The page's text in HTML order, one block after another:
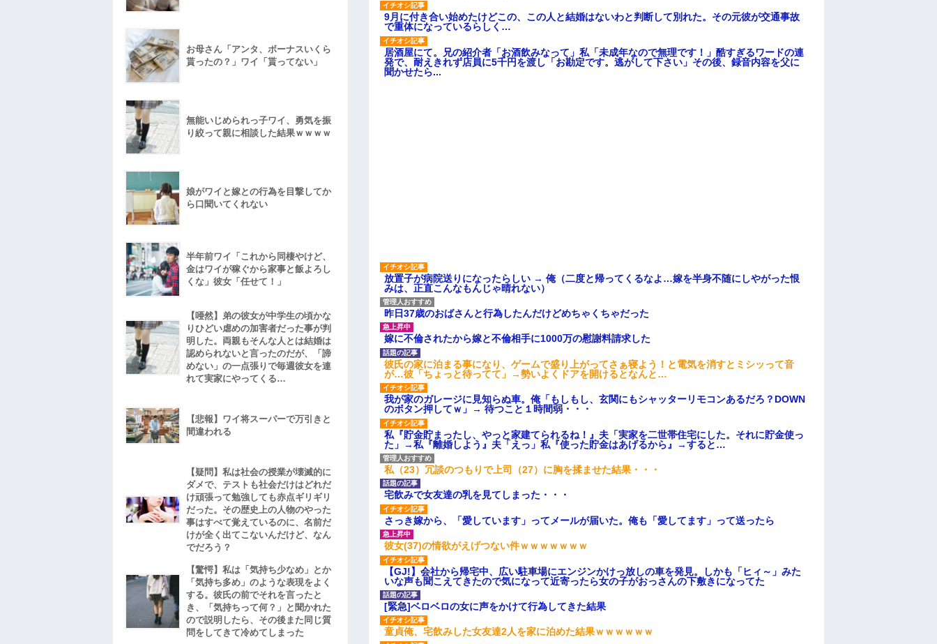
9月に付き合い始めたけどこの、この人と結婚はないわと判断して別れた。その元彼が交通事故
で重体になっているらしく…
居酒屋にて。兄の紹介者「お酒飲みなって」私「未成年なので無理です！」酷すぎるワードの連
発で、耐えきれず店員に5千円を渡し「お勘定です。逃がして下さい」その後、録音内容を父に
聞かせたら...
放置子が病院送りになったらしい → 俺（二度と帰ってくるなよ…嫁を半身不随にしやがった恨
みは、正直こんなもんじゃ晴れない）
昨日37歳のおばさんと行為したんだけどめちゃくちゃだった
嫁に不倫されたから嫁と不倫相手に1000万の慰謝料請求した
彼氏の家に泊まる事になり、ゲームで盛り上がってさぁ寝よう！と電気を消すとミシッって音
が…彼「ちょっと待ってて」→勢いよくドアを開けるとなんと…
我が家のガレージに見知らぬ車。俺「もしもし、玄関にもシャッターリモコンあるだろ？DOWN
のボタン押してｗ」→ 待つこと１時間弱・・・
私『貯金貯まったし、やっと家建てられるね！』夫「実家を二世帯住宅にした。それに貯金使っ
た」→私『離婚しよう』夫「えっ」私『使った貯金はあげるから』→すると…
私（23）冗談のつもりで上司（27）に胸を揉ませた結果・・・
宅飲みで女友達の乳を見てしまった・・・
さっき嫁から、「愛しています」ってメールが届いた。俺も「愛してます」って送ったら
彼女(37)の情欲がえげつない件ｗｗｗｗｗｗｗ
【GJ!】会社から帰宅中、広い駐車場にエンジンかけっ放しの車を発見。しかも「ヒィ～」みた
いな声も聞こえてきたので気になって近寄ったら女の子がおっさんの下敷きになってた
[緊急]ベロベロの女に声をかけて行為してきた結果
童貞俺、宅飲みした女友達2人を家に泊めた結果ｗｗｗｗｗｗ
お母さん「アンタ、ボーナスいくら
貰ったの？」ワイ「貰ってない」
無能いじめられっ子ワイ、勇気を振
り絞って親に相談した結果ｗｗｗｗ
娘がワイと嫁との行為を目撃してか
ら口聞いてくれない
半年前ワイ「これから同棲やけど、
金はワイが稼ぐから家事と飯よろし
くな」彼女「任せて！」
【唖然】弟の彼女が中学生の頃かな
りひどい虐めの加害者だった事が判
明した。両親もそんな人とは結婚は
認められないと言ったのだが、「諦
めない」の一点張りで毎週彼女を連
れて実家にやってくる…
【悲報】ワイ将スーパーで万引きと
間違われる
【疑問】私は社会の授業が壊滅的に
ダメで、テストも社会だけはどれだ
け頑張って勉強しても赤点ギリギリ
だった。その歴史上の人物のやった
事はすべて覚えているのに、名前だ
けが全く出てこないんだけど、なん
でだろう？
【驚愕】私は「気持ち少なめ」とか
「気持ち多め」のような表現をよく
する。彼氏の前でそれを言ったと
き、「気持ちって何？」と聞かれた
ので説明したら、その後また同じ質
問をしてきて冷めてしまった